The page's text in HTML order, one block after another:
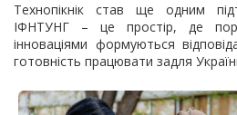
Технопікнік став ще одним
ІФНТУНГ – це простір, де
інноваціями формуються
готовність працювати задля